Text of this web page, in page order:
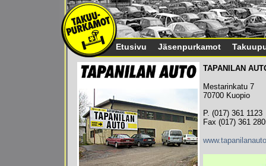
Etusivu Jäsenpurkamot
TAPANILAN
Mestarinkatu 7
70700 Kuopio
P. (017) 361 1123
Fax (017) 361